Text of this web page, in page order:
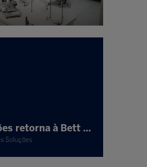
Raízes Soluções retorna à Bett Brasil 2025 destacando novos serviços e soluções logísticas para o setor educacional
Soluções